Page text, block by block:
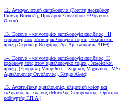
12. Ανταγωνιστική αμπελουργία (Γραπτή παρέμβαση
Γιάννη Βογιατζή, Προέδρου Συνδέσμου Ελληνικού
Οίνου)
13. Έρευνα – καινοτομία- αμπελουργία ακριβείας. Η
εφαρμογή τους στον αμπελουργικό τομέα , θεωρία και
πράξη.(Σεραφείμ Θεοχάρης, Δρ. Αμπελουργίας ΑΠΘ)
14. Έρευνα – καινοτομία- αμπελουργία ακριβείας. Η
εφαρμογή τους στον αμπελουργικό τομέα , θεωρία και
πράξη. (Εμορφίλη Μαυρίδου , Χημικός Μηχανικός, MSc
Αμπελουργίας Οινολογίας , Κτήμα Άλφα)
15. Αναπτυξιακή αμπελουργία, κλιματική κρίση και
ελληνικός αμπελώνας (Μανόλης Σταυρακάκης, Ομότιμος
καθηγητής Γ.Π.Α.)